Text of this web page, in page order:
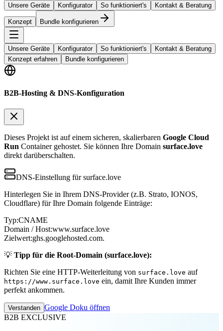
Unsere Geräte Konfigurator So funktioniert's Kontakt & Beratung
Konzept Bundle konfigurieren
Unsere Geräte Konfigurator So funktioniert's
Kontakt & Beratung
Konzept erfahren
Bundle konfigurieren
B2B-Hosting & DNS-Konfiguration
Dieses Projekt ist auf einem sicheren, skalierbaren Google Cloud
Run Container gehostet. Sie können Ihre Domain surface.love
direkt darüberschalten.
DNS-Einstellung für surface.love
Hinterlegen Sie in Ihrem DNS-Provider (z.B. Strato, IONOS,
Cloudflare) für Ihre Domain folgende Einträge:
Typ:CNAME
Domain / Host:www.surface.love
Zielwert:ghs.googlehosted.com.
💡 Tipp für die Root-Domain (surface.love):
Richten Sie eine HTTP-Weiterleitung von surface.love auf
https://www.surface.love ein, damit Ihre Kunden immer
perfekt ankommen.
Verstanden Google Doku öffnen
B2B EXCLUSIVE